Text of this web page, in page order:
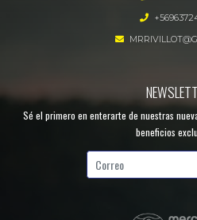
Sé el primero en enterarte de nuestras
beneficios